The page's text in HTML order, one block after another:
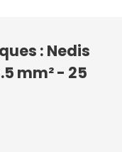
: Nedis
mm² - 25